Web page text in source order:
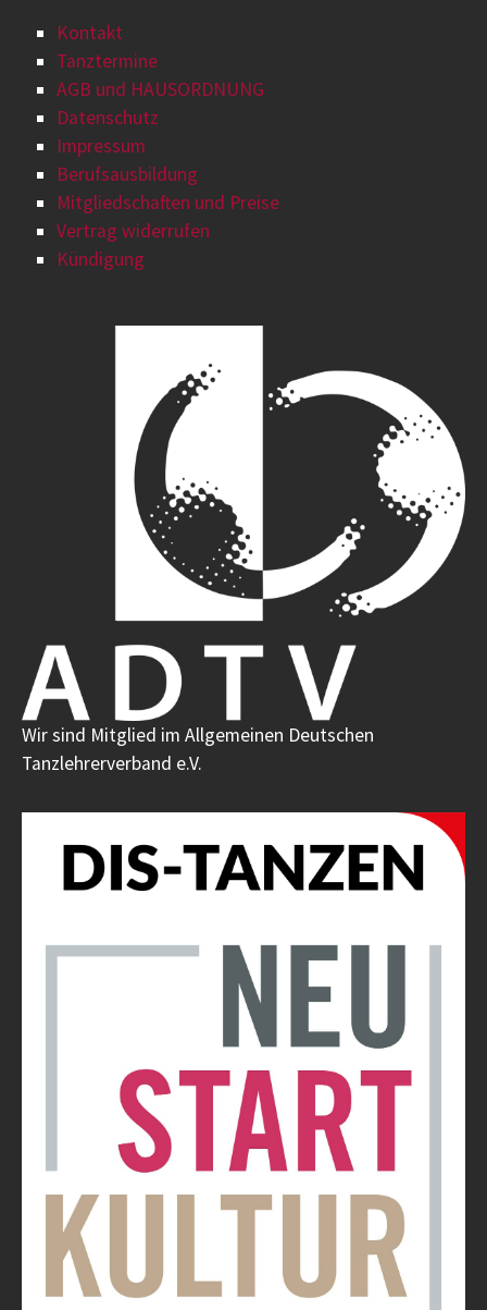
Kontakt
Tanztermine
AGB und HAUSORDNUNG
Datenschutz
Impressum
Berufsausbildung
Mitgliedschaften und Preise
Vertrag widerrufen
Kündigung
Wir sind Mitglied im Allgemeinen Deutschen
Tanzlehrerverband e.V.